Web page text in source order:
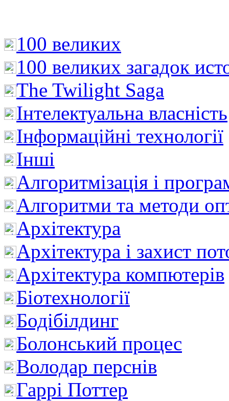
100 великих
100 великих загадок
The Twilight Saga
Інтелектуальна влaсність
Інформаційні технології
Інші
Алгоритмізація і
Алгоритми та методи
Архітектура
Архітектура і захист
Архітектура компютерів
Біотехнології
Бодібілдинг
Болонський процес
Володар перснів
Гаррі Поттер